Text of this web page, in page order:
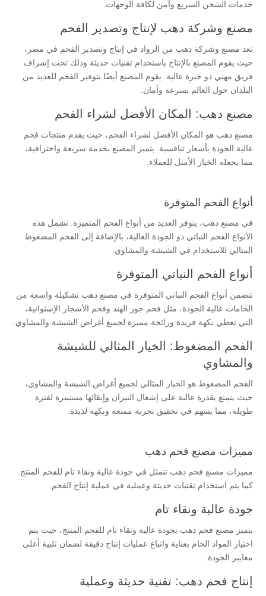
خدمات الشحن السريع وآمن لكافة الوجهات.
مصنع وشركة دهب لإنتاج وتصدير الفحم
تعد مصنع وشركة دهب من الرواد في إنتاج وتصدير الفحم في مصر،
حيث يقوم المصنع بالإنتاج باستخدام تقنيات حديثة وذلك تحت إشراف
فريق مهني ذو خبرة عالية. يقوم المصنع أيضًا بتوفير الفحم للعديد من
البلدان حول العالم بسرعة وأمان.
مصنع دهب: المكان الأفضل لشراء الفحم
مصنع دهب هو المكان الأفضل لشراء الفحم، حيث يقدم منتجات فحم
عالية الجودة بأسعار تنافسية. يتميز المصنع بخدمة سريعة واحترافية،
مما يجعله الخيار الأمثل للعملاء.
أنواع الفحم المتوفرة
في مصنع دهب، يتوفر العديد من أنواع الفحم المتميزة. تشمل هذه
الأنواع الفحم النباتي ذو الجودة العالية، بالإضافة إلى الفحم المضغوط
المثالي للاستخدام في الشيشة والمشاوي.
أنواع الفحم النباتي المتوفرة
تتضمن أنواع الفحم النباتي المتوفرة في مصنع دهب تشكيلة واسعة من
الخامات عالية الجودة، مثل فحم جوز الهند وفحم الأشجار الإستوائية،
التي تعطي نكهة فريدة ورائحة مميزة لجميع أغراض الشيشة والمشاوي.
الفحم المضغوط: الخيار المثالي للشيشة
والمشاوي
الفحم المضغوط هو الخيار المثالي لجميع أغراض الشيشة والمشاوي،
حيث يتمتع بقدرة عالية على إشعال النيران وإبقائها مستمرة لفترة
طويلة، مما يسهم في تحقيق تجربة ممتعة ونكهة لذيذة.
مميزات مصنع فحم دهب
مميزات مصنع فحم دهب تتمثل في جودة عالية ونقاء تام للفحم المنتج.
كما يتم استخدام تقنيات حديثة وعملية في عملية إنتاج الفحم.
جودة عالية ونقاء تام
يتميز مصنع فحم دهب بجودة عالية ونقاء تام للفحم المنتج، حيث يتم
اختيار المواد الخام بعناية واتباع عمليات إنتاج دقيقة لضمان تلبية أعلى
معايير الجودة.
إنتاج فحم دهب: تقنية حديثة وعملية